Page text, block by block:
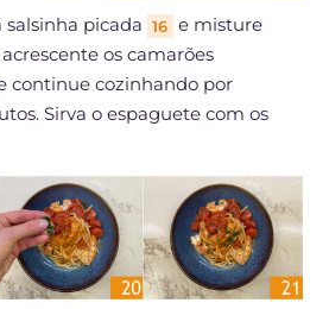
picada 16 e misture
os camarões
continue cozinhando por
Sirva o espaguete com os